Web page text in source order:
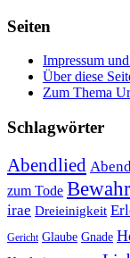
Seiten
Impressum
Über diese
Zum Thema
Schlagwörter
Abendlied
zum Tode
irae Dreieinigkeit
Gericht Glaube Gnade